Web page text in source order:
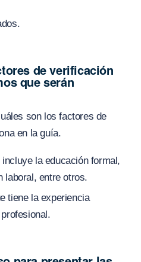
de verificación
que serán
son los factores de
en la guía.
la educación formal,
laboral, entre otros.
tiene la experiencia